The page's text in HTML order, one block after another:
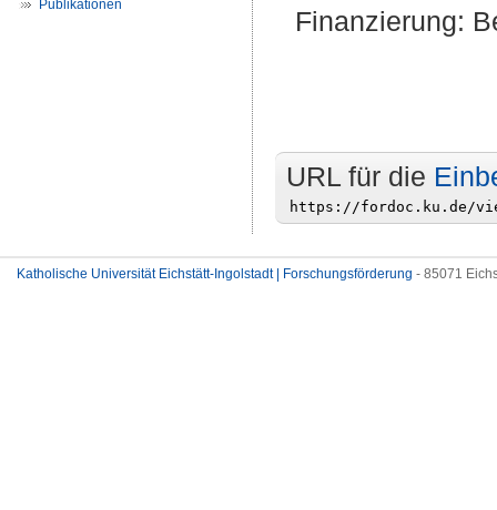
Publikationen
Finanzierung:
URL für die
Katholische Universität Eichstätt-Ingolstadt | Forschungsförderung - 85071